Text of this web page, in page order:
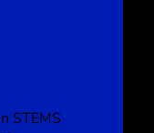
STEMS